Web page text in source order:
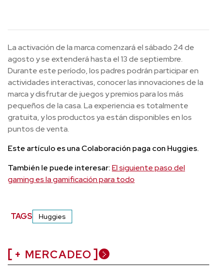
La activación de la marca comenzará el sábado 24 de
agosto y se extenderá hasta el 13 de septiembre.
Durante este período, los padres podrán participar en
actividades interactivas, conocer las innovaciones de la
marca y disfrutar de juegos y premios para los más
pequeños de la casa. La experiencia es totalmente
gratuita, y los productos ya están disponibles en los
puntos de venta.
Este artículo es una Colaboración paga con Huggies.
También le puede interesar:El siguiente paso del
gaming es la gamificación para todo
TAGS Huggies
+ MERCADEO